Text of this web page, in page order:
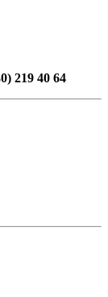
219 40 64